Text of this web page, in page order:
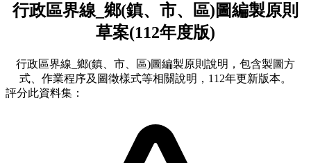
行政區界線_鄉(鎮、市、區)圖編製原則
草案(112年度版)
行政區界線_鄉(鎮、市、區)圖編製原則說明，包含製圖方
式、作業程序及圖徵樣式等相關說明，112年更新版本。
評分此資料集：